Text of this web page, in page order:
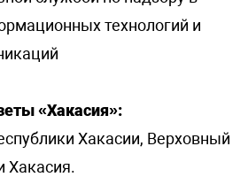
технологий и
«Хакасия»:
Хакасии, Верховный
Хакасия.